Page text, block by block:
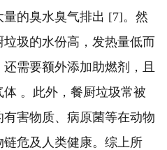
的臭水臭气排出 [7]。然
圾的水份高，发热量低而
需要额外添加助燃剂，且
。此外，餐厨垃圾常被
害物质、病原菌等在动物
危及人类健康。综上所